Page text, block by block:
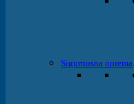
Sigurnosna oprema